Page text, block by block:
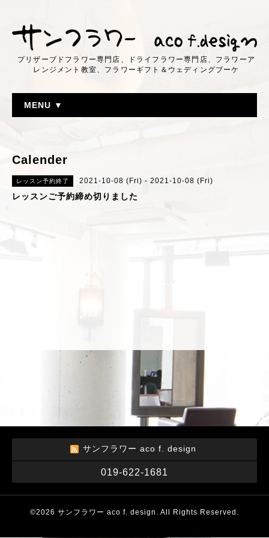
プリザーブドフラワー専門店、ドライフラワー専門店、フラワーア
レンジメント教室、フラワーギフト＆ウェディングブーケ
MENU ▼
Calender
レッスン予約終了 2021-10-08 (Fri) - 2021-10-08 (Fri)
レッスンご予約締め切りました
サンフラワー aco f. design
019-622-1681
©2026 サンフラワー aco f. design . All Rights Reserved.